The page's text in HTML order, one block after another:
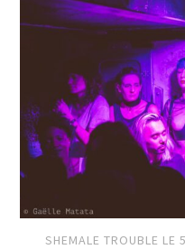
SHEMALE TROUBLE LE